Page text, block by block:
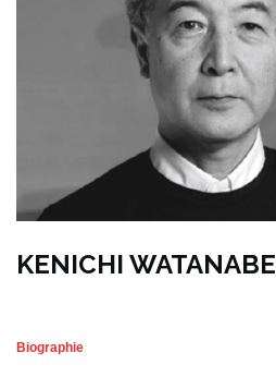
KENICHI WATANABE
Biographie